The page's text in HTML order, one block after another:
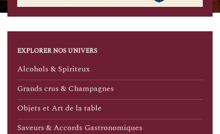
EXPLORER NOS UNIVERS
Alcohols & Spiriteux
Grands crus & Champagnes
Objets et Art de la table
Saveurs & Accords Gastronomiques